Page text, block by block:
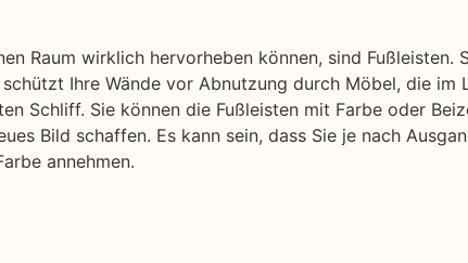
Raum wirklich hervorheben können, sind Fußleisten.
Ihre Wände vor Abnutzung durch Möbel, die
Schliff. Sie können die Fußleisten mit Farbe oder
Bild schaffen. Es kann sein, dass Sie je nach
annehmen.